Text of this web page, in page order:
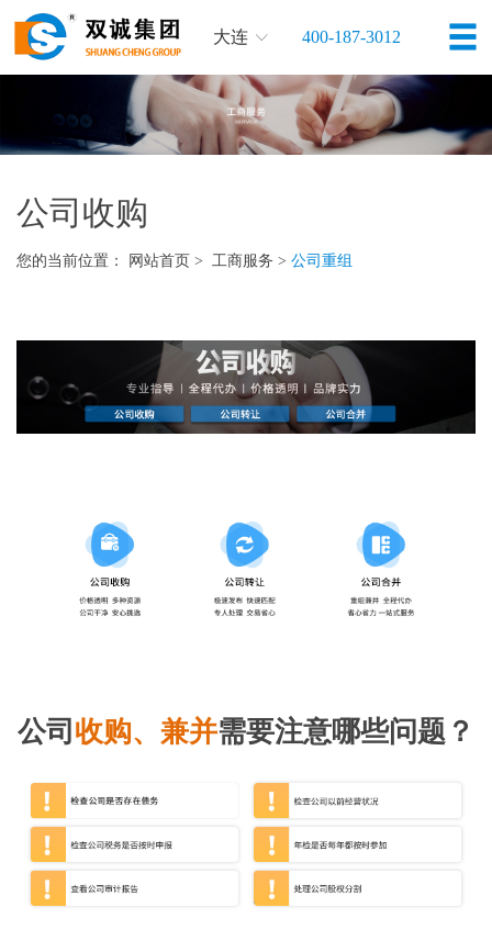
大连 400-187-3012
公司收购
您的当前位置： 网站首页 > 工商服务 > 公司重组
公司 收购、兼并需要注意哪些问题？